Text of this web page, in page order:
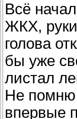
Всё
ЖКХ,
голова
бы уже
листал
Не помню
впервые